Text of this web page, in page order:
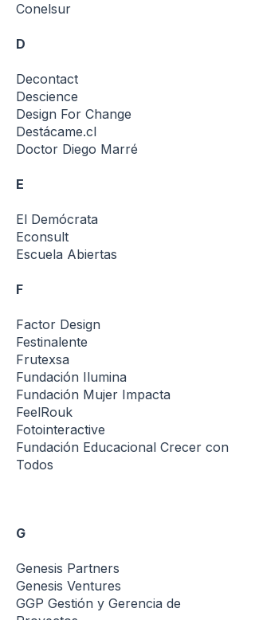
Conelsur
D
Decontact
Descience
Design For Change
Destácame.cl
Doctor Diego Marré
E
El Demócrata
Econsult
Escuela Abiertas
F
Factor Design
Festinalente
Frutexsa
Fundación Ilumina
Fundación Mujer Impacta
FeelRouk
Fotointeractive
Fundación Educacional Crecer con
Todos
G
Genesis Partners
Genesis Ventures
GGP Gestión y Gerencia de